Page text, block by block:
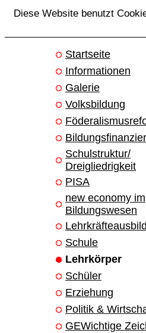
Diese Website benutzt
Startseite
Informationen
Galerie
Volksbildung
Schulstruktur/
Dreigliedrigkeit
PISA
new economy im
Bildungswesen
Schule
Lehrkörper
Schüler
Erziehung
Politik &
GEWichtige